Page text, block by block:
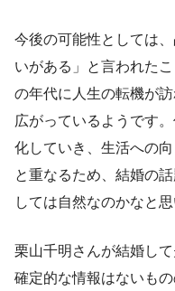
今後の可能性としては
いがある」と言われた
の年代に人生の転機が
広がっているようです
化していき、生活への
と重なるため、結婚の
しては自然なのかなと思
栗山千明さんが結婚し
確定的な情報はないも